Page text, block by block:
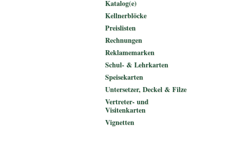
Katalog(e)
Kellnerblöcke
Preislisten
Rechnungen
Reklamemarken
Schul- & Lehrkarten
Speisekarten
Untersetzer, Deckel & Filze
Vertreter- und
Visitenkarten
Vignetten